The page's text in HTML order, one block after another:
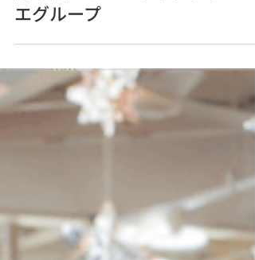
春の第一印象アッププラ
ン 清潔感でつくる5歳若見
え印象／ビューティアトリ
エグループ